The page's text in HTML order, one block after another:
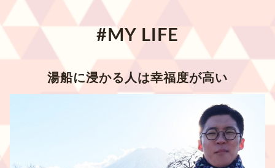
#MY LIFE
湯船に浸かる人は幸福度が高い